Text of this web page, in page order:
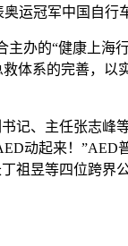
运冠军中国自行
办的“健康上海
体系的完善，以
记、主任张志峰
动起来！”AED
祖昱等四位跨界